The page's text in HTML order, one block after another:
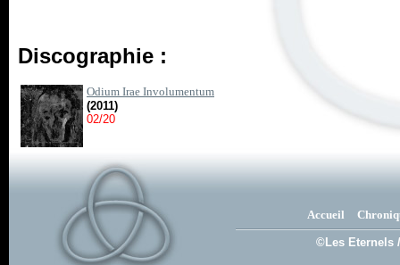
Discographie :
Odium Irae Involumentum
(2011)
02/20
Accueil
©Les Eternels